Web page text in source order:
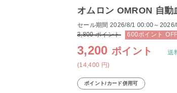
オムロン OMRON 自
セール期間 2026/8/1 00:00～
3,800ポイント 600ポイント OFF
3,200 ポイント
(14,400 円)
送
ポイント/カード併用可